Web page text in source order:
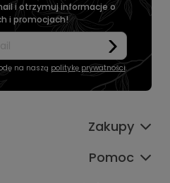
i otrzymuj informacje o
i promocjach!
na naszą politykę prywatności.
Zakupy
Pomoc